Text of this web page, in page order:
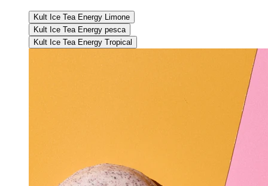
Kult Ice Tea Energy Limone
Kult Ice Tea Energy pesca
Kult Ice Tea Energy Tropical